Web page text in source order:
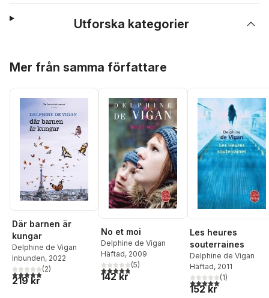
Utforska kategorier
Mer från samma författare
Där barnen är
kungar
Delphine de Vigan
Inbunden, 2022
5,0utav 5 stjärnor. Totalt antal röster:
(2)
219 kr
No et moi
Delphine de Vigan
Häftad, 2009
4,8utav 5 stjärnor. Totalt antal röster:
(5)
142 kr
Les heures
souterraines
Delphine de Vigan
Häftad, 2011
5,0utav 5 stjärnor.
(1)
152 kr